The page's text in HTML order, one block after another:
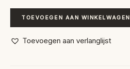
Handgemaakte
Statement
Oorbellen
TOEVOEGEN AAN WINKELWAGEN
Toevoegen aan verlanglijst